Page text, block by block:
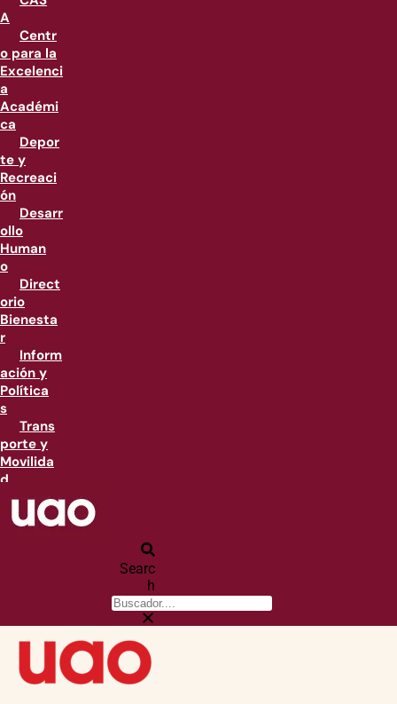
A
Centr
o para la
Excelenci
a
Académi
ca
Depor
te y
Recreaci
ón
Desarr
ollo
Human
o
Direct
orio
Bienesta
r
Inform
ación y
Política
s
Trans
porte y
Movilida
d
Searc
h